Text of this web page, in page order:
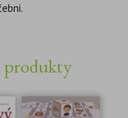
produkty